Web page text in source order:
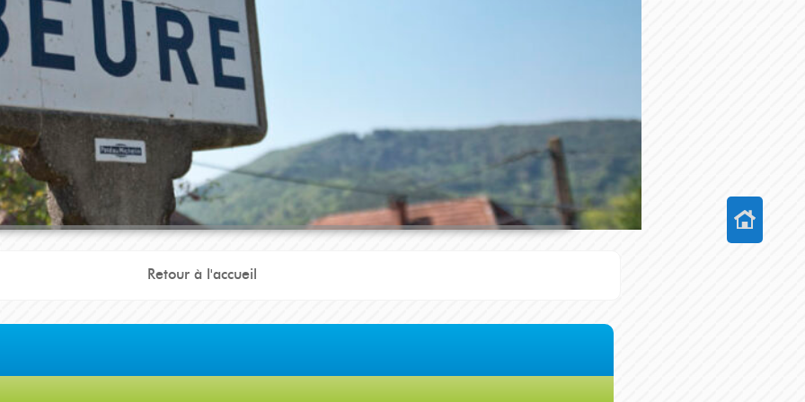
des déchets : Calendrier 2026 Application Panneau Pocket
Retour à l'accueil